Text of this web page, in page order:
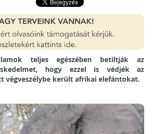
teljes egészében betiltják az
hogy ezzel is védjék az
végveszélybe került afrikai elefántokat.